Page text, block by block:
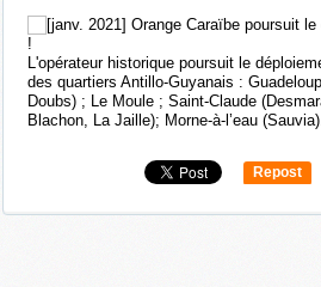
L'opérateur historique poursuit le
des quartiers Antillo-Guyanais :
Doubs) ; Le Moule ; Saint-Claude
Blachon, La Jaille); Morne-à-l’eau
Repost